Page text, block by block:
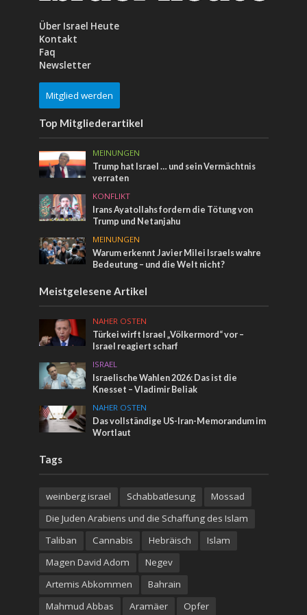
Über Israel Heute
Kontakt
Faq
Newsletter
Mitglied werden
Top Mitgliederartikel
MEINUNGEN
Trump hat Israel … und sein Vermächtnis
verraten
KONFLIKT
Irans Ayatollahs fordern die Tötung von
Trump und Netanjahu
MEINUNGEN
Warum erkennt Javier Milei Israels wahre
Bedeutung – und die Welt nicht?
Meistgelesene Artikel
NAHER OSTEN
Türkei wirft Israel „Völkermord“ vor –
Israel reagiert scharf
ISRAEL
Israelische Wahlen 2026: Das ist die
Knesset – Vladimir Beliak
NAHER OSTEN
Das vollständige US-Iran-Memorandum im
Wortlaut
Tags
weinberg israel Schabbatlesung
Mossad
Die Juden Arabiens und die Schaffung des Islam
Taliban
Cannabis Hebräisch
Islam
Magen David Adom
Negev
Artemis Abkommen
Bahrain
Mahmud Abbas
Aramäer Opfer